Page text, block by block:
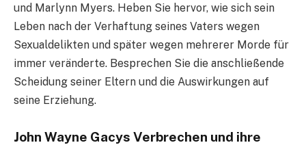
und Marlynn Myers. Heben Sie hervor, wie sich sein
Leben nach der Verhaftung seines Vaters wegen
Sexualdelikten und später wegen mehrerer Morde für
immer veränderte. Besprechen Sie die anschließende
Scheidung seiner Eltern und die Auswirkungen auf
seine Erziehung.
John Wayne Gacys Verbrechen und ihre